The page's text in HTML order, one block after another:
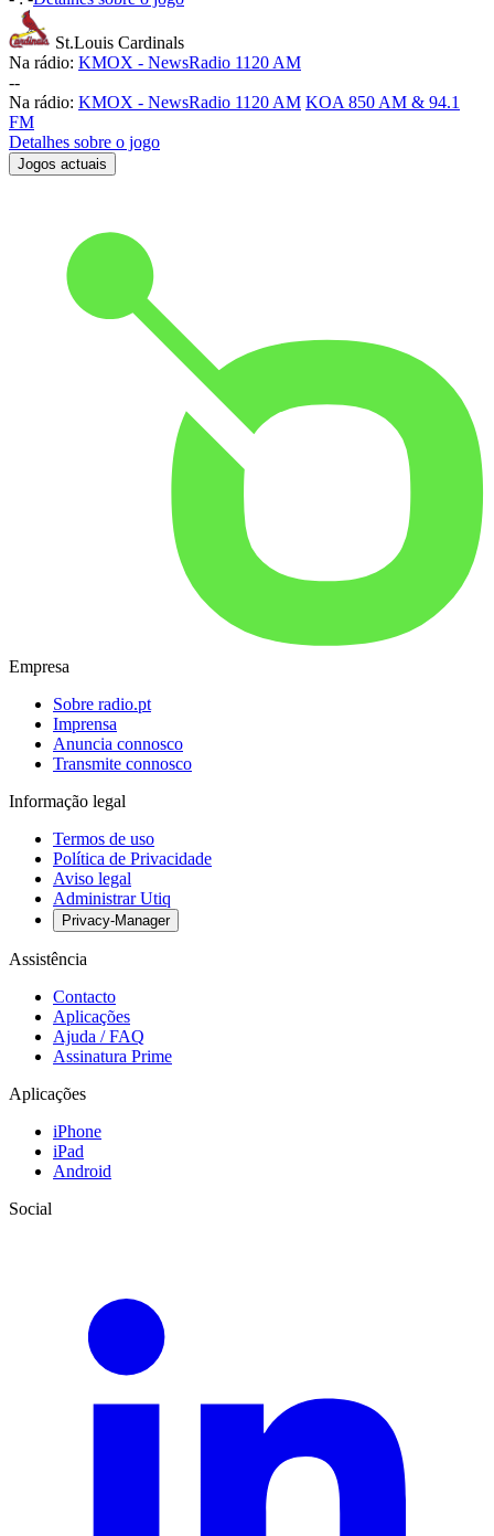
St.Louis Cardinals
Na rádio: KMOX - NewsRadio 1120 AM
--
Na rádio: KMOX - NewsRadio 1120 AM KOA 850 AM & 94.1
FM
Detalhes sobre o jogo
Jogos actuais
Empresa
Sobre radio.pt
Imprensa
Anuncia connosco
Transmite connosco
Informação legal
Termos de uso
Política de Privacidade
Aviso legal
Administrar Utiq
Privacy-Manager
Assistência
Contacto
Aplicações
Ajuda / FAQ
Assinatura Prime
Aplicações
iPhone
iPad
Android
Social